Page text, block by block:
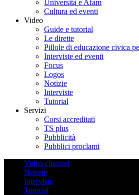
Università e Afam
Cultura ed eventi
Video
Guide e tutorial
Le dirette
Pillole di educazione civica
Interviste ed eventi
Focus
Logos
Notizie
Interviste
Tutorial
Servizi
Corsi accreditati
TS plus
Pubblicità
Pubblici proclami
Video channel
Notizie
Interviste
Tutorial